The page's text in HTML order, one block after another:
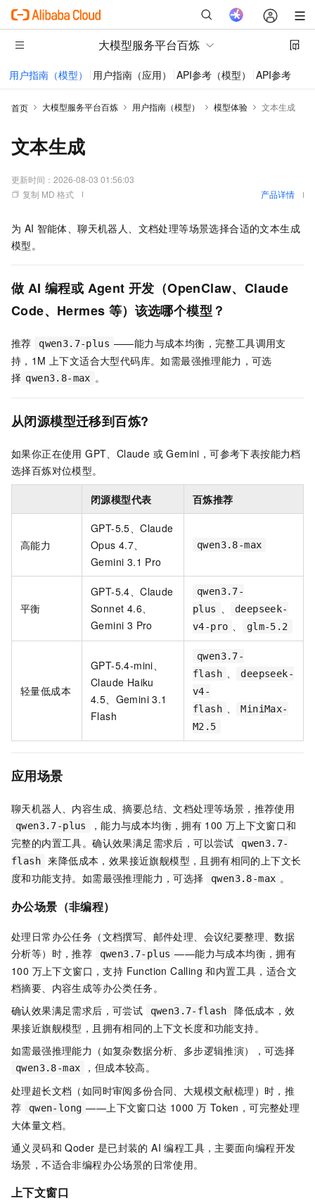
大模型服务平台百炼
用户指南（模型） 用户指南（应用） API参考（模型） API参考（应
首页 大模型服务平台百炼 用户指南（模型） 模型体验 文本生成
文本生成
更新时间： 2026-08-03 01:56:03
复制 MD 格式
产品详情
为 AI 智能体、聊天机器人、文档处理等场景选择合适的文本生成
模型。
做 AI 编程或 Agent 开发（OpenClaw、Claude
Code、Hermes 等）该选哪个模型？
推荐 qwen3.7-plus ——能力与成本均衡，完整工具调用支
持，1M 上下文适合大型代码库。如需最强推理能力，可选
择 qwen3.8-max 。
从闭源模型迁移到百炼?
如果你正在使用 GPT、Claude 或 Gemini，可参考下表按能力档
选择百炼对位模型。
闭源模型代表 百炼推荐
高能力
GPT-5.5、Claude
Opus 4.7、
Gemini 3.1 Pro
qwen3.8-max
平衡
GPT-5.4、Claude
Sonnet 4.6、
Gemini 3 Pro
qwen3.7-
plus 、
deepseek-
v4-pro 、 glm-5.2
轻量低成本
GPT-5.4-mini、
Claude Haiku
4.5、Gemini 3.1
Flash
qwen3.7-
flash 、
deepseek-
v4-
flash 、
MiniMax-
M2.5
应用场景
聊天机器人、内容生成、摘要总结、文档处理等场景，推荐使用
qwen3.7-plus ，能力与成本均衡，拥有 100 万上下文窗口和
完整的内置工具。确认效果满足需求后，可以尝试
qwen3.7-
flash
来降低成本，效果接近旗舰模型，且拥有相同的上下文长
度和功能支持。如需最强推理能力，可选择
qwen3.8-max 。
办公场景（非编程）
处理日常办公任务（文档撰写、邮件处理、会议纪要整理、数据
分析等）时，推荐
qwen3.7-plus ——能力与成本均衡，拥有
100 万上下文窗口，支持 Function Calling 和内置工具，适合文
档摘要、内容生成等办公类任务。
确认效果满足需求后，可尝试
qwen3.7-flash
降低成本，效
果接近旗舰模型，且拥有相同的上下文长度和功能支持。
如需最强推理能力（如复杂数据分析、多步逻辑推演），可选择
qwen3.8-max
，但成本较高。
处理超长文档（如同时审阅多份合同、大规模文献梳理）时，推
荐
qwen-long ——上下文窗口达 1000 万 Token，可完整处理
大体量文档。
通义灵码和 Qoder 是已封装的 AI 编程工具，主要面向编程开发
场景，不适合非编程办公场景的日常使用。
上下文窗口